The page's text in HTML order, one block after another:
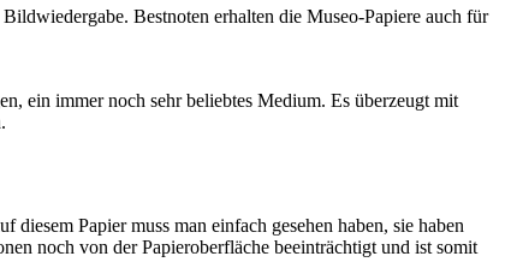
Bestnoten erhalten die Museo-Papiere auch für
ein immer noch sehr beliebtes Medium. Es überzeugt mit
Papier muss man einfach gesehen haben, sie haben
noch von der Papieroberfläche beeinträchtigt und ist somit